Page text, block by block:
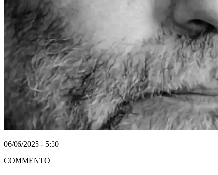
06/06/2025 - 5:30
COMMENTO